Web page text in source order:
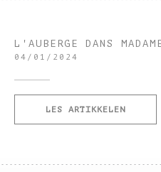
L'AUBERGE DANS
04/01/2024
LES ARTIKKELEN